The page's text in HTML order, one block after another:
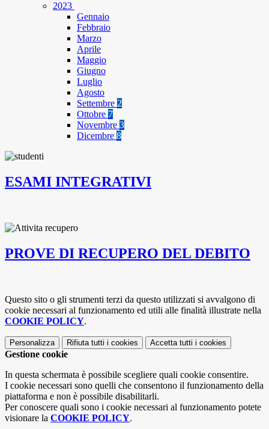
2023
Gennaio
Febbraio
Marzo
Aprile
Maggio
Giugno
Luglio
Agosto
Settembre 2
Ottobre 7
Novembre 3
Dicembre 8
ESAMI INTEGRATIVI
PROVE DI RECUPERO DEL DEBITO
Questo sito o gli strumenti terzi da questo utilizzati si avvalgono di
cookie necessari al funzionamento ed utili alle finalità illustrate nella
COOKIE POLICY.
Personalizza Rifiuta tutti i cookies Accetta tutti i cookies
Gestione cookie
In questa schermata è possibile scegliere quali cookie consentire.
I cookie necessari sono quelli che consentono il funzionamento della
piattaforma e non è possibile disabilitarli.
Per conoscere quali sono i cookie necessari al funzionamento potete
visionare la COOKIE POLICY.